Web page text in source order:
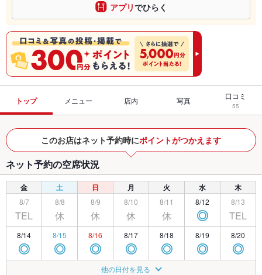
アプリでひらく
トップ メニュー 店内 写真 口コミ
55
このお店はネット予約時にポイントがつかえます
ネット予約の空席状況
金 土 日 月 火 水 木
8/7
TEL
8/8
休
8/9
休
8/10
休
8/11
休
8/12
◎
8/13
TEL
8/14
◎
8/15
◎
8/16
◎
8/17
◎
8/18
◎
8/19
◎
8/20
◎
8/23 8/24 8/25
他の日付を見る